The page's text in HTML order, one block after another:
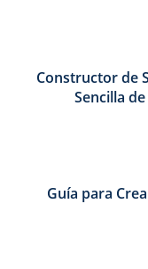
Constructor de
Sencilla
Guía para